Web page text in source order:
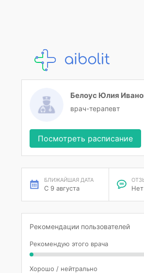
Белоус Юлия
врач-терапевт
Посмотреть расписание
БЛИЖАЙШАЯ ДАТА
С 9 августа
Рекомендации пользователей
Рекомендую этого врача
Хорошо / нейтрально